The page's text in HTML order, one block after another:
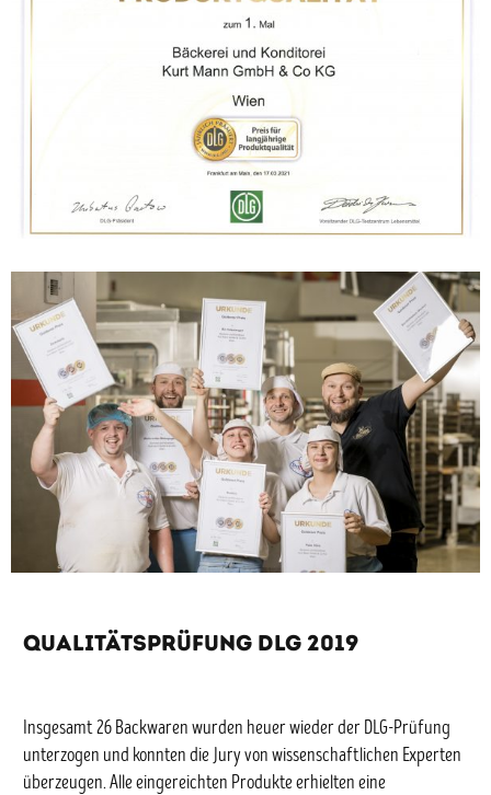
Qualitätsprüfung DLG 2019
Insgesamt 26 Backwaren wurden heuer wieder der DLG-Prüfung
unterzogen und konnten die Jury von wissenschaftlichen Experten
überzeugen. Alle eingereichten Produkte erhielten eine